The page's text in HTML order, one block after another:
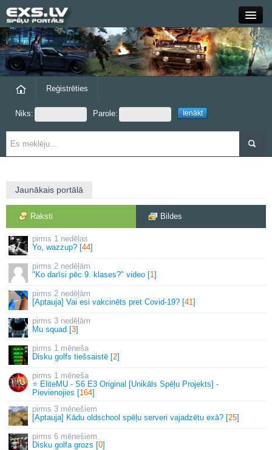
Close
Forums
Grupas
Reģistrēties
Niks: Parole:
Jaunākais portālā
Raksti Bildes
1 nedēļas
Yo, wazzup? [44]
2 nedēļām
"Ko darīsi pēc 9. klases?" video [1]
2 nedēļām
[Aptauja] Vai esi vakcinēts pret Covid-19? [41]
3 nedēļām
Mu squad [3]
1 mēneša
Disku golfs tiešsaistē [2]
1 mēneša
⭐ EliteMU - S6 E3 Original [Unikāls Spēļu Projekts] -
Pievienojies [164]
3 mēnešiem
[Aptauja] Kādu oldschool spēļu serveri vajadzētu exā? [25]
6 mēnešiem
Disku golfa grozs [0]